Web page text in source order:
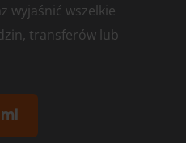
wyjaśnić wszelkie
transferów lub